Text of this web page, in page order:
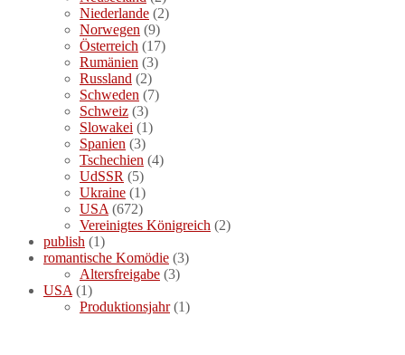
Niederlande (2)
Norwegen (9)
Österreich (17)
Rumänien (3)
Russland (2)
Schweden (7)
Schweiz (3)
Slowakei (1)
Spanien (3)
Tschechien (4)
UdSSR (5)
Ukraine (1)
USA (672)
Vereinigtes Königreich (2)
publish (1)
romantische Komödie (3)
Altersfreigabe (3)
USA (1)
Produktionsjahr(1)